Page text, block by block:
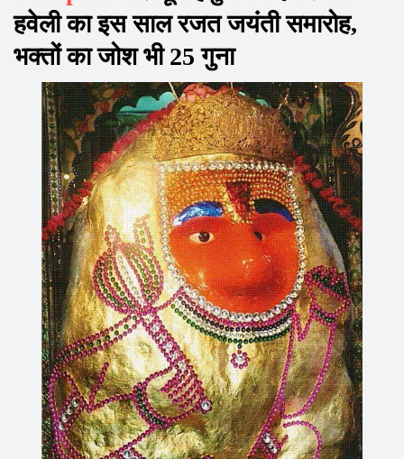
World
Record,
Cosmetic
Dermatologist,
Clinical
Cosmetology,
Gold
Medalist
हवेली का इस साल रजत जयंती समारोह,
भक्तों का जोश भी 25 गुना